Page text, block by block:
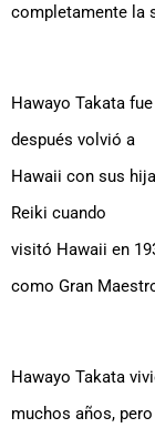
completamente la
Hawayo Takata
después volvió a
Hawaii con sus
Reiki cuando
visitó Hawaii en
como Gran
Hawayo Takata
muchos años, pero